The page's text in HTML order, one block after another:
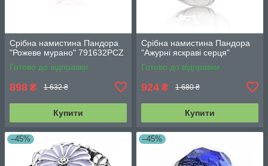
Срібна намистина Пандора
"Рожеве мурано" 791632PCZ
Готово до відправки
898 ₴ 1 632 ₴
Купити
Срібна намистина Пандора
"Ажурні яскраві серця"
Готово до відправки
924 ₴ 1 680 ₴
Купити
–45% –45%